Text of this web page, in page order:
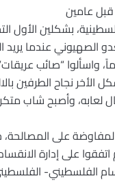
قبل عامين
بشكلين
الصهيوني عندما
واسألوا “صائب
الأخر نجاح الطرفين
لعابه، وأصبح شاب
على
على إدارة
الفلسطيني-